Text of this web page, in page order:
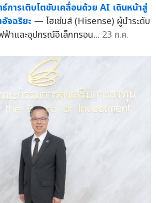
การเติบโตขับเคลื่อนด้วย AI เดินหน้าสู่
จฉริยะ — ไฮเซ่นส์ (Hisense) ผู้นำระดับ
ฟ้าและอุปกรณ์อิเล็กทรอน... 23 ก.ค.